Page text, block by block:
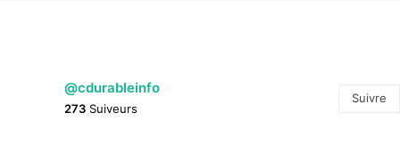
@cdurableinfo
273 Suiveurs
Suivre